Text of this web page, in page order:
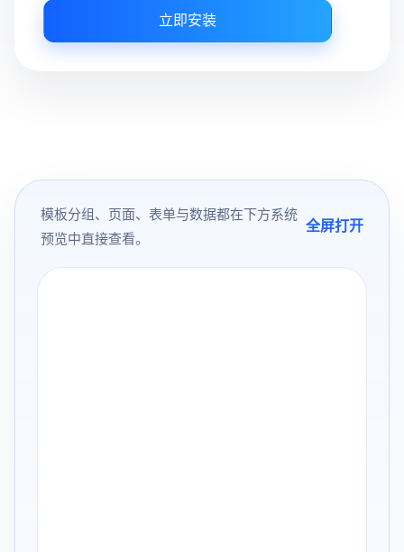
立即安装
模板分组、页面、表单与数据都在下方系统
预览中直接查看。
全屏打开